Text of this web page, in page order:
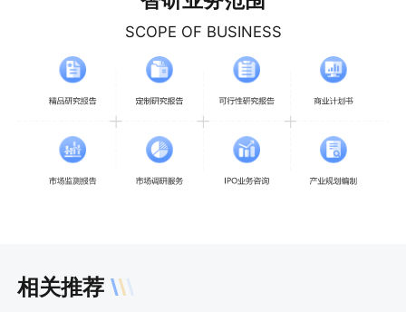
SCOPE OF BUSINESS
相关推荐